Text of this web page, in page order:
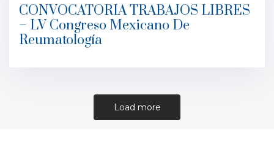
CONVOCATORIA TRABAJOS LIBRES
– LV Congreso Mexicano De
Reumatología
Load more